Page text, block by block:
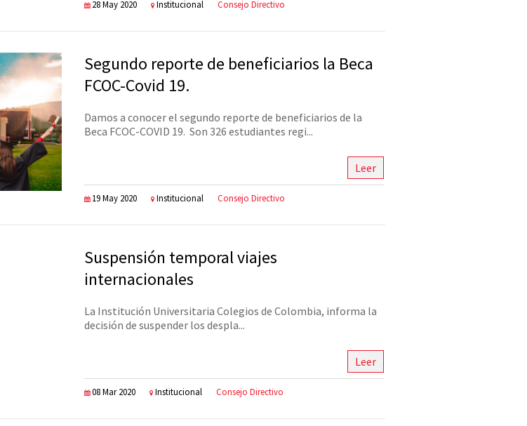
28 May 2020 Institucional Consejo Directivo
Segundo reporte de beneficiarios la Beca
FCOC-Covid 19.
Damos a conocer el segundo reporte de beneficiarios de la
Beca FCOC-COVID 19. Son 326 estudiantes regi...
Leer
19 May 2020 Institucional Consejo Directivo
Suspensión temporal viajes
internacionales
La Institución Universitaria Colegios de Colombia, informa la
decisión de suspender los despla...
Leer
08 Mar 2020 Institucional Consejo Directivo